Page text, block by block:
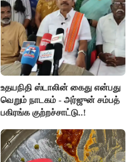
உதயநிதி ஸ்டாலின் கைது என்பது
வெறும் நாடகம் - அர்ஜுன் சம்பத்
பகிரங்க குற்றச்சாட்டு..!